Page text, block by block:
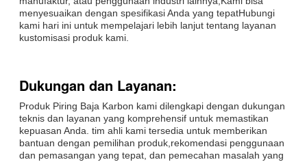
menyesuaikan dengan spesifikasi Anda yang tepatHubungi
kami hari ini untuk mempelajari lebih lanjut tentang layanan
kustomisasi produk kami.
Dukungan dan Layanan:
Produk Piring Baja Karbon kami dilengkapi dengan dukungan
teknis dan layanan yang komprehensif untuk memastikan
kepuasan Anda. tim ahli kami tersedia untuk memberikan
bantuan dengan pemilihan produk,rekomendasi penggunaan
dan pemasangan yang tepat, dan pemecahan masalah yang